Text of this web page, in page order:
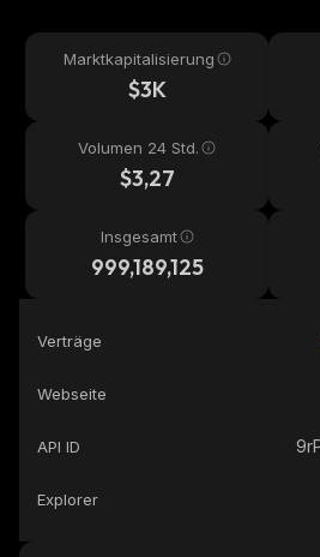
Marktkapitalisierung
$3K
Volumen 24 Std.
$3,27
Insgesamt
999,189,125
Verträge
Webseite
API ID
Explorer